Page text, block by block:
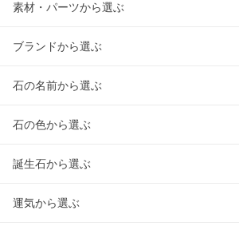
素材・パーツから選ぶ
ブランドから選ぶ
石の名前から選ぶ
石の色から選ぶ
誕生石から選ぶ
運気から選ぶ